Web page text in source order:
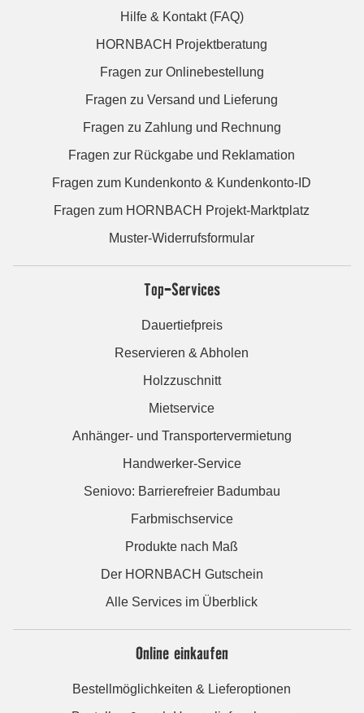
Hilfe & Kontakt (FAQ)
HORNBACH Projektberatung
Fragen zur Onlinebestellung
Fragen zu Versand und Lieferung
Fragen zu Zahlung und Rechnung
Fragen zur Rückgabe und Reklamation
Fragen zum Kundenkonto & Kundenkonto-ID
Fragen zum HORNBACH Projekt-Marktplatz
Muster-Widerrufsformular
Top-Services
Dauertiefpreis
Reservieren & Abholen
Holzzuschnitt
Mietservice
Anhänger- und Transportervermietung
Handwerker-Service
Seniovo: Barrierefreier Badumbau
Farbmischservice
Produkte nach Maß
Der HORNBACH Gutschein
Alle Services im Überblick
Online einkaufen
Bestellmöglichkeiten & Lieferoptionen